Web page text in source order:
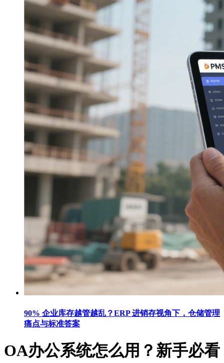
90% 企业库存越管越乱？ERP 进销存视角下，仓储管理
痛点与标准答案
OA办公系统怎么用？新手必看